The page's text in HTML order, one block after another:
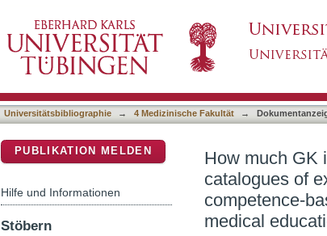
How much GK is in the NKLM? : a
(GK) and the German national
medical education (NKLM)
Universitätsbibliographie → 4 Medizinische Fakultät →
How much GK
catalogues of
competence-
medical
PUBLIKATION MELDEN
Hilfe und Informationen
Stöbern